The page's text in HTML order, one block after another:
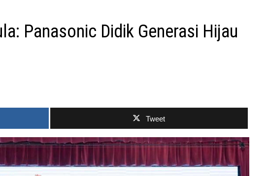
Panasonic Didik Generasi Hijau
Tweet